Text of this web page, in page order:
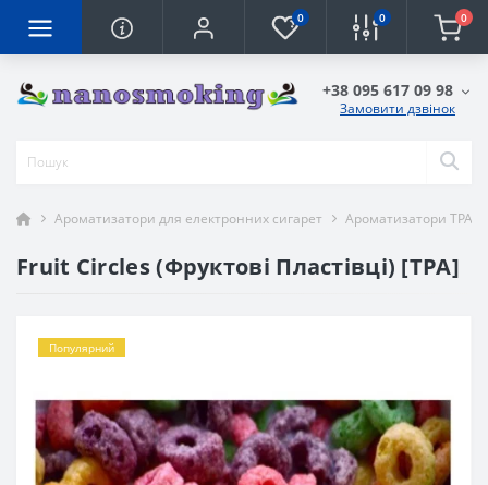
0 0 0
+38 095 617 09 98
Замовити дзвінок
Ароматизатори для електронних сигарет Ароматизатори TPA
Fruit Circles (Фруктові Пластівці) [TPA]
Популярний